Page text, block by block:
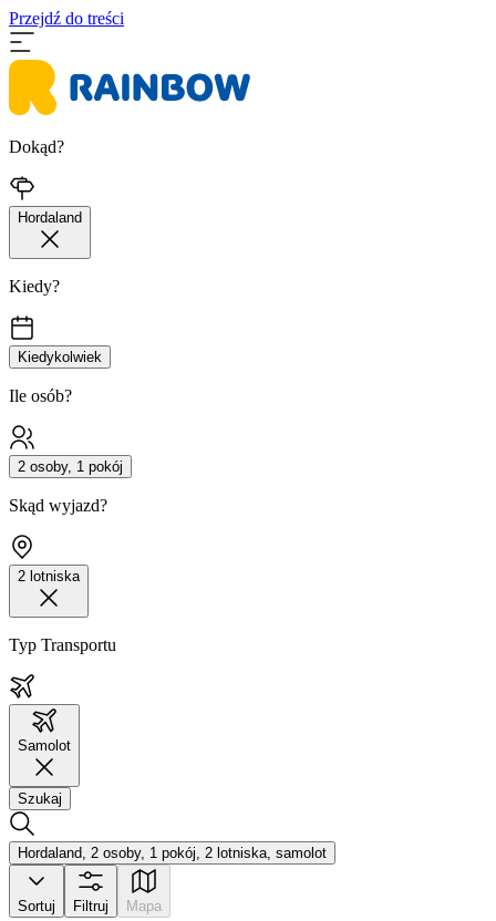
Przejdź do treści
Dokąd?
Hordaland
Kiedy?
Kiedykolwiek
Ile osób?
2 osoby, 1 pokój
Skąd wyjazd?
2 lotniska
Typ Transportu
Samolot
Szukaj
Hordaland, 2 osoby, 1 pokój, 2 lotniska, samolot
Sortuj Filtruj Mapa